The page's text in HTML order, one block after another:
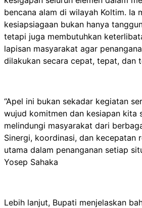
bencana alam di wilayah Koltim. Ia
kesiapsiagaan bukan hanya
tetapi juga membutuhkan
lapisan masyarakat agar
dilakukan secara cepat, tepat, dan
“Apel ini bukan sekadar kegiatan
wujud komitmen dan kesiapan kita
melindungi masyarakat dari
Sinergi, koordinasi, dan kecepatan
utama dalam penanganan setiap
Yosep Sahaka
Lebih lanjut, Bupati menjelaskan